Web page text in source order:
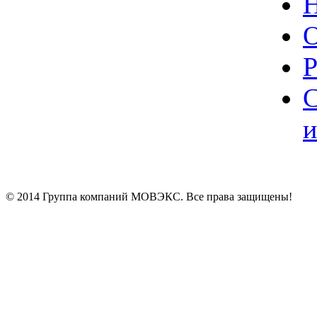
© 2014 Группа компаний МОВЭКС. Все права защищены!